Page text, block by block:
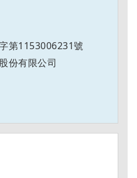
第1153006231號
份有限公司